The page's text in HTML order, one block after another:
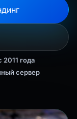
2011 года
сервер